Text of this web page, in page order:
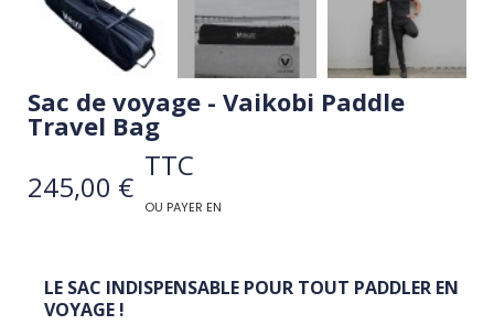
Sac de voyage - Vaikobi Paddle
Travel Bag
245,00 €
TTC
OU PAYER EN
LE SAC INDISPENSABLE POUR TOUT PADDLER EN
VOYAGE !